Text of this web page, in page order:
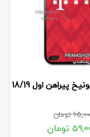
پیراهن اول 18/19
تومان
تومان